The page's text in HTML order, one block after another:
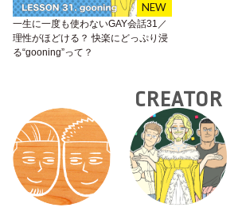
一生に一度も使わないGAY会話31／
理性がほどける？ 快楽にどっぷり浸
る“gooning”って？
CREATOR